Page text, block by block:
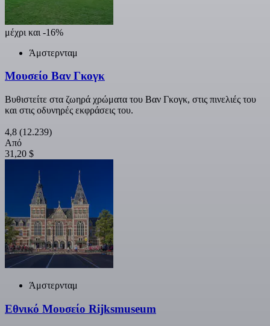
μέχρι και -16%
Άμστερνταμ
Μουσείο Βαν Γκογκ
Βυθιστείτε στα ζωηρά χρώματα του Βαν Γκογκ, στις πινελιές του
και στις οδυνηρές εκφράσεις του.
4,8 (12.239)
Από
31,20 $
Άμστερνταμ
Εθνικό Μουσείο Rijksmuseum